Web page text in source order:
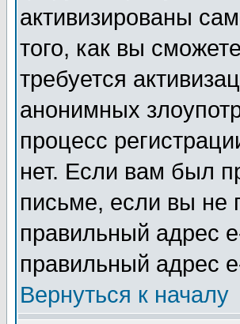
активизированы
того, как вы
требуется
анонимных
процесс
нет. Если вам был
письме, если вы не
правильный адрес
правильный адрес
Вернуться к началу